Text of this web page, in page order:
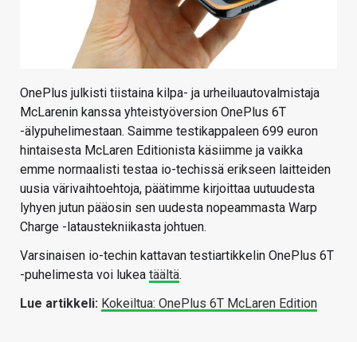
OnePlus julkisti tiistaina kilpa- ja urheiluautovalmistaja
McLarenin kanssa yhteistyöversion OnePlus 6T
-älypuhelimestaan. Saimme testikappaleen 699 euron
hintaisesta McLaren Editionista käsiimme ja vaikka
emme normaalisti testaa io-techissä erikseen laitteiden
uusia värivaihtoehtoja, päätimme kirjoittaa uutuudesta
lyhyen jutun pääosin sen uudesta nopeammasta Warp
Charge -lataustekniikasta johtuen.
Varsinaisen io-techin kattavan testiartikkelin OnePlus 6T
-puhelimesta voi lukea täältä.
Lue artikkeli: Kokeiltua: OnePlus 6T McLaren Edition